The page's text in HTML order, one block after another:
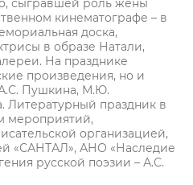
сыгравшей роль жены
кинематографе – в
доска,
в образе Натали,
На празднике
произведения, но и
Пушкина, М.Ю.
Литературный праздник в
мероприятий,
организацией,
«САНТАЛ», АНО «Наследие
русской поэзии – А.С.